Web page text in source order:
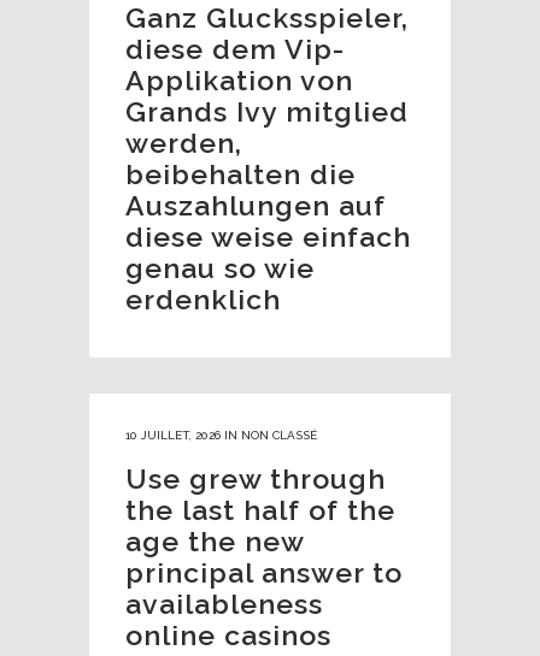
Ganz Glucksspieler,
diese dem Vip-
Applikation von
Grands Ivy mitglied
werden,
beibehalten die
Auszahlungen auf
diese weise einfach
genau so wie
erdenklich
10 JUILLET, 2026 IN NON CLASSÉ
Use grew through
the last half of the
age the new
principal answer to
availableness
online casinos